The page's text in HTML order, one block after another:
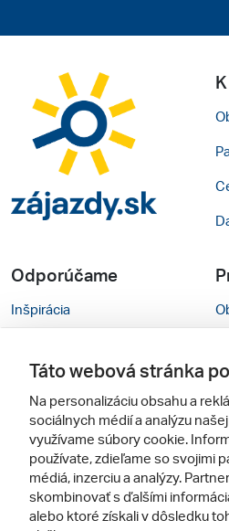
Odporúčame
Inšpirácia
Cestovné kancelárie
Zájezdy.cz
Sledujte nás
Táto webová stránka
Na personalizáciu obsahu a
sociálnych médií a analýzu
využívame súbory cookie.
používate, zdieľame so svojimi
médiá, inzerciu a analýzy.
skombinovať s ďalšími
alebo ktoré získali v dôsledku